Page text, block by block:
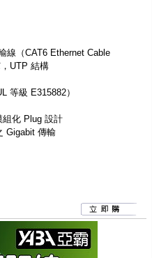
線（CAT6 Ethernet Cable
UTP 結構
等級 E315882）
化 Plug 設計
Gigabit 傳輸